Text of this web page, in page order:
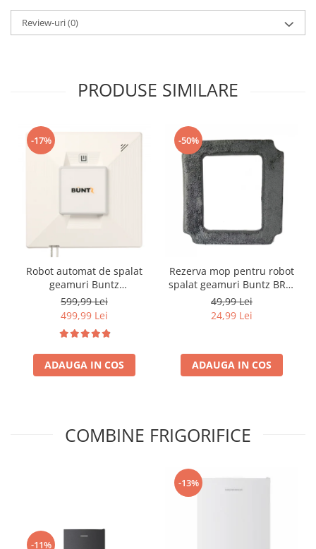
Review-uri(0)
PRODUSE SIMILARE
-17%
Robot automat de spalat
geamuri Buntz
WindowGlow BRC-J2–
Putere de 72W, 2500Pa,
tehnologie duala de
pulverizare, sistem anti-
urme și control inteligent,
Alb
599,99 Lei
499,99 Lei
ADAUGA IN COS
-50%
Rezerva mop pentru robot
spalat geamuri Buntz BRC-
J2
49,99 Lei
24,99 Lei
ADAUGA IN COS
COMBINE FRIGORIFICE
-11%
-13%